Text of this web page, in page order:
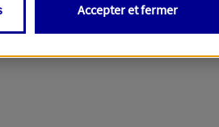
Accepter et fermer